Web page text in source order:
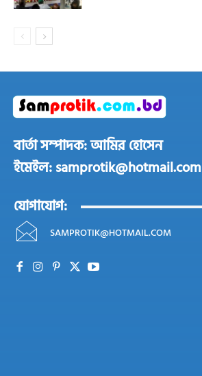
বার্তা সম্পাদক: আমির হোসেন
ইমেইল: samprotik@hotmail.com
যোগাযোগ:
SAMPROTIK@HOTMAIL.COM